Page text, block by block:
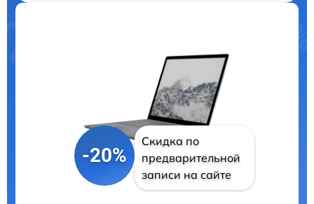
-20%
Скидка по
предварительной
записи на сайте